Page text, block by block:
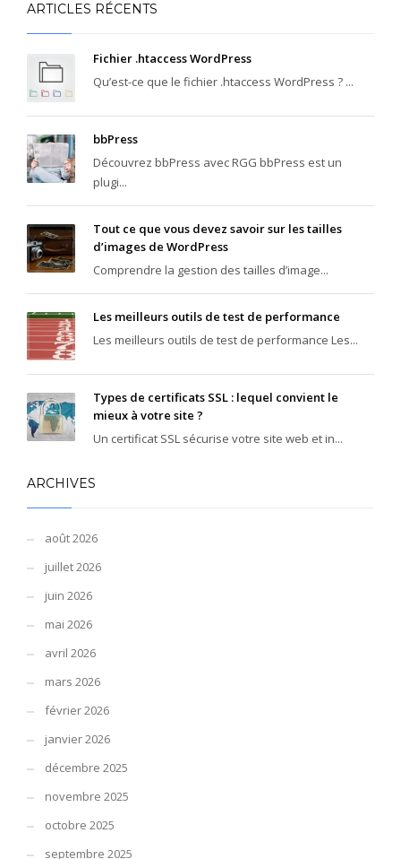
ARTICLES RÉCENTS
Fichier .htaccess WordPress
Qu’est-ce que le fichier .htaccess WordPress ? ...
bbPress
Découvrez bbPress avec RGG bbPress est un
plugi...
Tout ce que vous devez savoir sur les tailles
d’images de WordPress
Comprendre la gestion des tailles d’image...
Les meilleurs outils de test de performance
Les meilleurs outils de test de performance Les...
Types de certificats SSL : lequel convient le
mieux à votre site ?
Un certificat SSL sécurise votre site web et in...
ARCHIVES
août 2026
juillet 2026
juin 2026
mai 2026
avril 2026
mars 2026
février 2026
janvier 2026
décembre 2025
novembre 2025
octobre 2025
septembre 2025